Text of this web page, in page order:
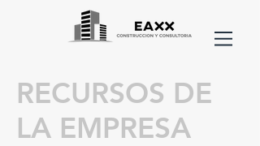
RECURSOS DE
LA EMPRESA